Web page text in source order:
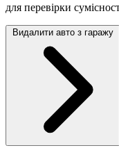
для перевірки
Видалити авто з гаражу